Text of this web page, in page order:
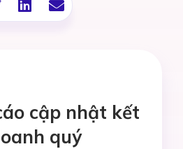
cập nhật kết
quý